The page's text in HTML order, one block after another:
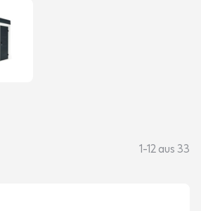
1-12 aus 33